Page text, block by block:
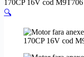
rezultat
170CP 16V cod M9T706
🔍